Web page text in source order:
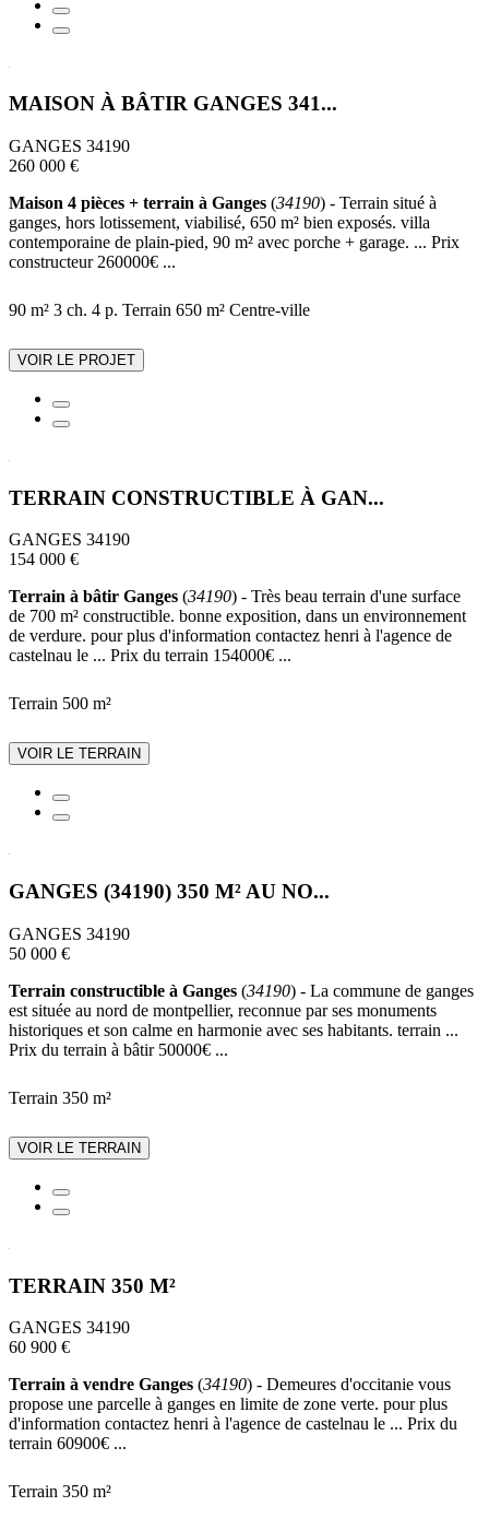
MAISON À BÂTIR GANGES 341...
GANGES 34190
260 000 €
Maison 4 pièces + terrain à Ganges (34190) - Terrain situé à
ganges, hors lotissement, viabilisé, 650 m² bien exposés. villa
contemporaine de plain-pied, 90 m² avec porche + garage. ... Prix
constructeur 260000€ ...
90 m² 3 ch. 4 p. Terrain 650 m² Centre-ville
VOIR LE PROJET
TERRAIN CONSTRUCTIBLE À GAN...
GANGES 34190
154 000 €
Terrain à bâtir Ganges (34190) - Très beau terrain d'une surface
de 700 m² constructible. bonne exposition, dans un environnement
de verdure. pour plus d'information contactez henri à l'agence de
castelnau le ... Prix du terrain 154000€ ...
Terrain 500 m²
VOIR LE TERRAIN
GANGES (34190) 350 M² AU NO...
GANGES 34190
50 000 €
Terrain constructible à Ganges (34190) - La commune de ganges
est située au nord de montpellier, reconnue par ses monuments
historiques et son calme en harmonie avec ses habitants. terrain ...
Prix du terrain à bâtir 50000€ ...
Terrain 350 m²
VOIR LE TERRAIN
TERRAIN 350 M²
GANGES 34190
60 900 €
Terrain à vendre Ganges (34190) - Demeures d'occitanie vous
propose une parcelle à ganges en limite de zone verte. pour plus
d'information contactez henri à l'agence de castelnau le ... Prix du
terrain 60900€ ...
Terrain 350 m²